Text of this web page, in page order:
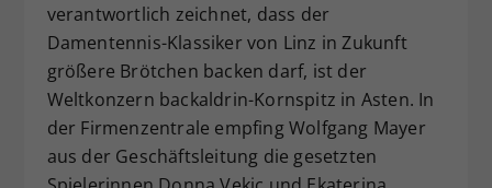
verantwortlich zeichnet, dass der
Damentennis-Klassiker von Linz in Zukunft
größere Brötchen backen darf, ist der
Weltkonzern backaldrin-Kornspitz in Asten. In
der Firmenzentrale empfing Wolfgang Mayer
aus der Geschäftsleitung die gesetzten